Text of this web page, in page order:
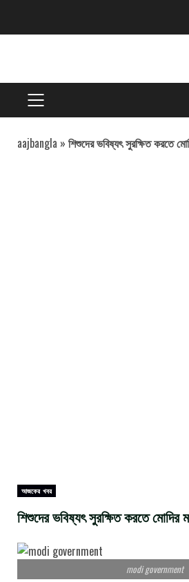
PRIMARY
MENU
aajbangla » শিশুদের ভবিষ্যৎ সুরক্ষিত করতে
আজকের খবর
শিশুদের ভবিষ্যৎ সুরক্ষিত করতে মোদির
modi government